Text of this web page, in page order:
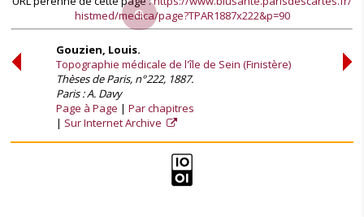
histmed/medica/page?TPAR1887x222&p=90
Gouzien, Louis.
Topographie médicale de l'île de Sein (Finistère)
Thèses de Paris, n°222, 1887.
Paris : A. Davy
Page à Page
Par chapitres
Sur Internet Archive